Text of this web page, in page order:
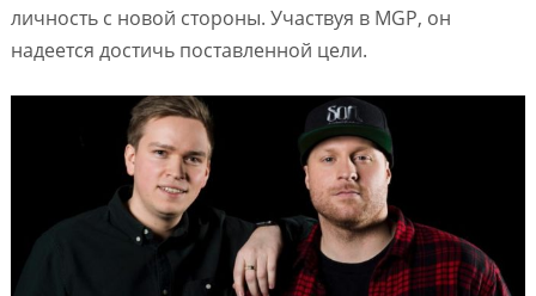
личность с новой стороны. Участвуя в MGP, он
надеется достичь поставленной цели.